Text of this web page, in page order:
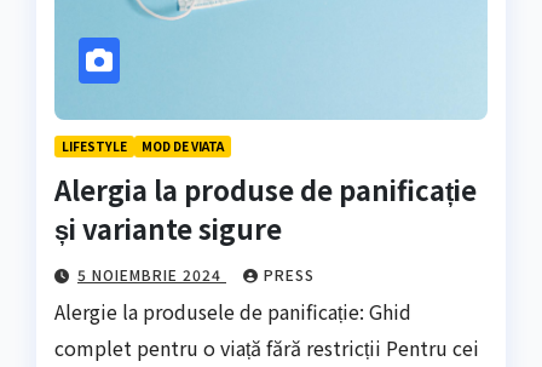
LIFESTYLE MOD DE VIATA
Alergia la produse de panificație
și variante sigure
5 NOIEMBRIE 2024 PRESS
Alergie la produsele de panificație: Ghid
complet pentru o viață fără restricții Pentru cei